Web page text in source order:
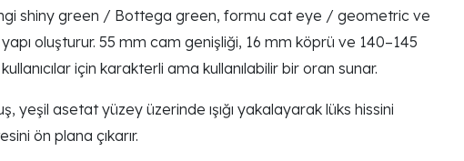
shiny green / Bottega green, formu cat eye / geometric ve
oluşturur. 55 mm cam genişliği, 16 mm köprü ve 140–145
için karakterli ama kullanılabilir bir oran sunar.
asetat yüzey üzerinde ışığı yakalayarak lüks hissini
ön plana çıkarır.